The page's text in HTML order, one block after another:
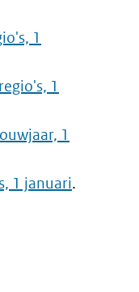
1
1
1
1 januari.